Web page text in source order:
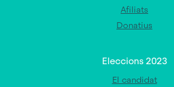
Afiliats
Donatius
Eleccions 2023
El candidat